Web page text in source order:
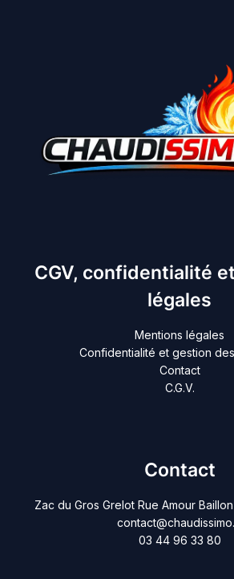
CGV, confidentialité
légales
Mentions légales
Confidentialité et gestion
Contact
C.G.V.
Contact
Zac du Gros Grelot Rue Amour
03 44 96 33 80